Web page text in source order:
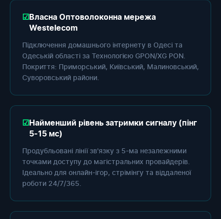
Власна Оптоволоконна мережа
Westelecom
Підключення домашнього інтернету в Одесі та
Одеській області за Технологією GPON/XG PON.
Покриття: Приморський, Київський, Малиновський,
Суворовський райони.
Найменший рівень затримки сигналу (пінг
5-15 мс)
Продубльовані лінії зв'язку з 5-ма незалежними
точками доступу до магістральних провайдерів.
Ідеально для онлайн-ігор, стрімінгу та віддаленої
роботи 24/7/365.